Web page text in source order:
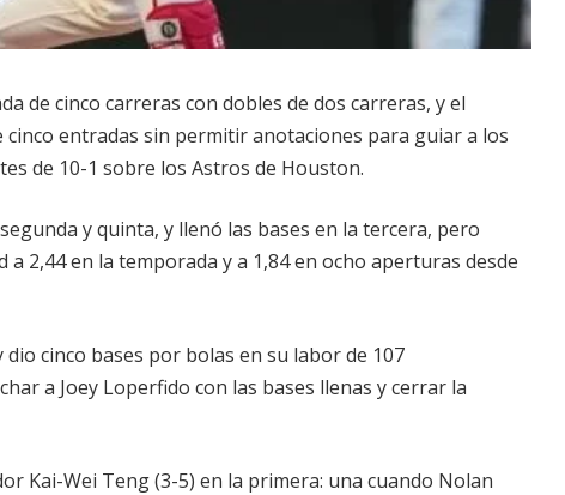
de cinco carreras con dobles de dos carreras, y el
entradas sin permitir anotaciones para guiar a los
de 10-1 sobre los Astros de Houston.
y quinta, y llenó las bases en la tercera, pero
2,44 en la temporada y a 1,84 en ocho aperturas desde
cinco bases por bolas en su labor de 107
a Joey Loperfido con las bases llenas y cerrar la
Kai-Wei Teng (3-5) en la primera: una cuando Nolan